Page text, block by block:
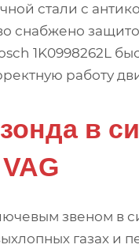
стали с
снабжено
1K0998262L
работу
в
звеном в
газах